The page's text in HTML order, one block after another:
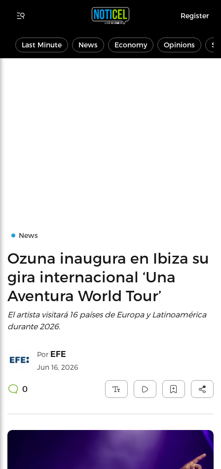
Register
Last Minute News Economy Opinions
News
Ozuna inaugura en Ibiza su
gira internacional ‘Una
Aventura World Tour’
El artista visitará 16 países de Europa y Latinoamérica
durante 2026.
Por EFE
Jun 16, 2026
0